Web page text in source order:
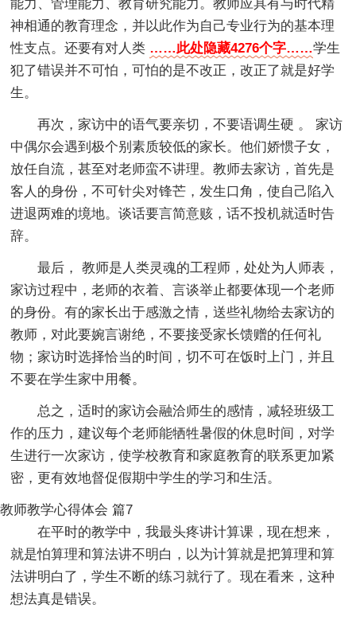
能力、管理能力、教育研究能力。教师应具有与时代精
神相通的教育理念，并以此作为自己专业行为的基本理
性支点。还要有对人类 ……此处隐藏4276个字……学生
犯了错误并不可怕，可怕的是不改正，改正了就是好学
生。
再次，家访中的语气要亲切，不要语调生硬 。 家访
中偶尔会遇到极个别素质较低的家长。他们娇惯子女，
放任自流，甚至对老师蛮不讲理。教师去家访，首先是
客人的身份，不可针尖对锋芒，发生口角，使自己陷入
进退两难的境地。谈话要言简意赅，话不投机就适时告
辞。
最后， 教师是人类灵魂的工程师，处处为人师表，
家访过程中，老师的衣着、言谈举止都要体现一个老师
的身份。有的家长出于感激之情，送些礼物给去家访的
教师，对此要婉言谢绝，不要接受家长馈赠的任何礼
物；家访时选择恰当的时间，切不可在饭时上门，并且
不要在学生家中用餐。
总之，适时的家访会融洽师生的感情，减轻班级工
作的压力，建议每个老师能牺牲暑假的休息时间，对学
生进行一次家访，使学校教育和家庭教育的联系更加紧
密，更有效地督促假期中学生的学习和生活。
教师教学心得体会 篇7
在平时的教学中，我最头疼讲计算课，现在想来，
就是怕算理和算法讲不明白，以为计算就是把算理和算
法讲明白了，学生不断的练习就行了。现在看来，这种
想法真是错误。